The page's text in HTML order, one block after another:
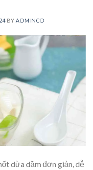
BY ADMINCD
dừa dầm đơn giản, dễ